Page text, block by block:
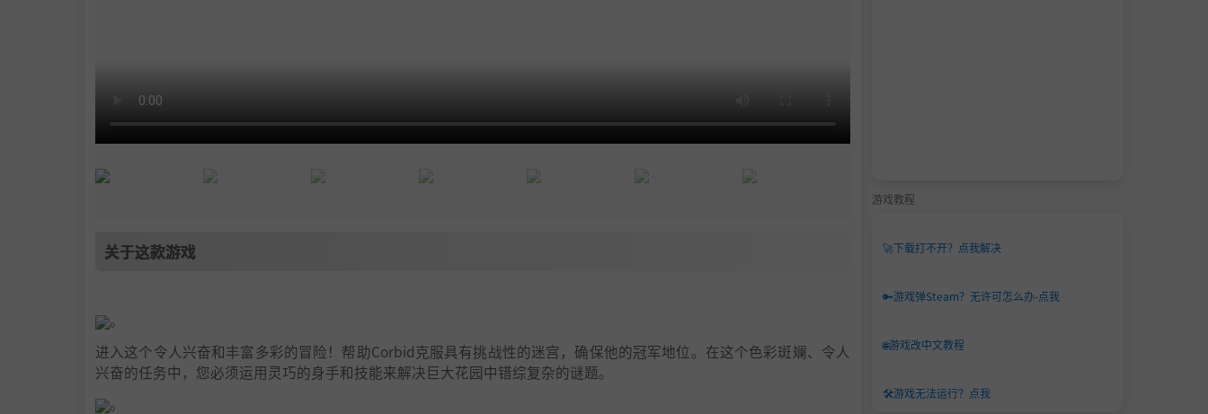
关于这款游戏
。
进入这个令人兴奋和丰富多彩的冒险！帮助Corbid克服具有挑战性的迷宫，确保他的冠军地位。在这个色彩斑斓、令人
兴奋的任务中，您必须运用灵巧的身手和技能来解决巨大花园中错综复杂的谜题。
。
游戏教程
🚀下载打不开？点我解决
🔑游戏弹Steam？无许可怎么办-点我
🌐游戏改中文教程
🛠️游戏无法运行？点我